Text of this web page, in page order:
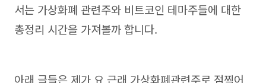
서는 가상화폐 관련주와 비트코인 테마주들에 대한
총정리 시간을 가져볼까 합니다.
아래 글들은 제가 요 근래 가상화폐관련주로 점찍어